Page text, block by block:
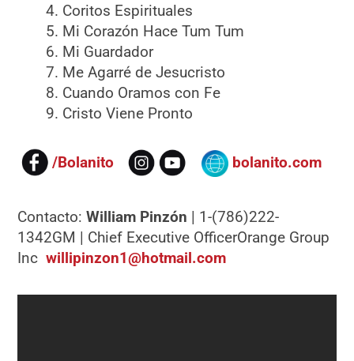
Coritos Espirituales
Mi Corazón Hace Tum Tum
Mi Guardador
Me Agarré de Jesucristo
Cuando Oramos con Fe
Cristo Viene Pronto
/Bolanito bolanito.com
Contacto:William Pinzón | 1-(786)222-
1342GM | Chief Executive OfficerOrange Group
Incwillipinzon1@hotmail.com